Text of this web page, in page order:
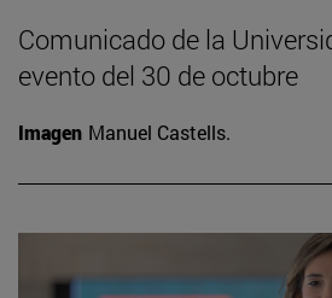
Comunicado de la
evento del 30 de octubre
Imagen Manuel Castells.